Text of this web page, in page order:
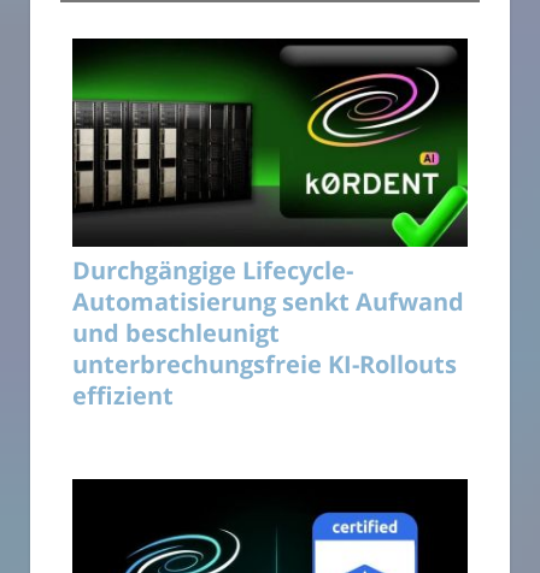
Durchgängige Lifecycle-
Automatisierung senkt Aufwand
und beschleunigt
unterbrechungsfreie KI-Rollouts
effizient